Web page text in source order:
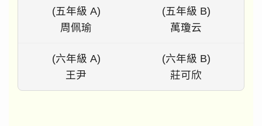
(五年級 A)
周佩瑜
(五年級 B)
萬瓊云
(六年級 A)
王尹
(六年級 B)
莊可欣